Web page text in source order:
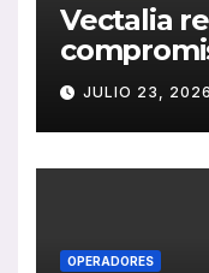
Vectalia
de RSC
JULIO 23, 2026
OPERADORES